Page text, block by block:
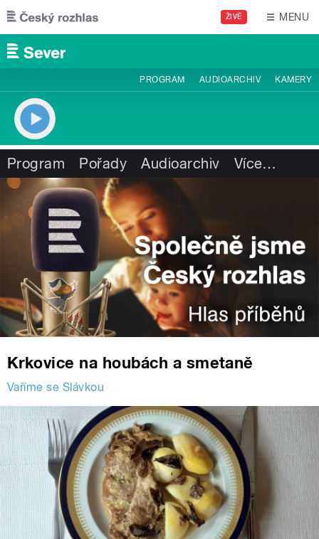
Přejít k hlavnímu obsahu
ŽIVĚ MENU
PROGRAM AUDIOARCHIV KAMERY
Program Pořady Audioarchiv Více…
Krkovice na houbách a smetaně
Vaříme se Slávkou